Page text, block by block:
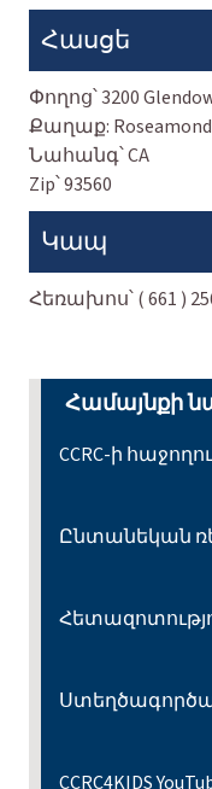
Հասցե
Փողոց՝3200
Քաղաք: Roseamond
Նահանգ՝CA
Zip՝93560
Կապ
Հեռախոս՝( 661 )
Համայնքի
CCRC-ի
Ընտանեկան
CCRC4KIDS